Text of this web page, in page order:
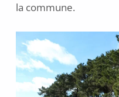
la commune.